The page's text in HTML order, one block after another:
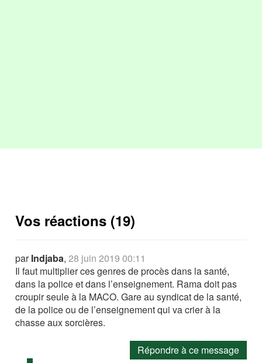
Vos réactions (19)
parIndjaba,28 juin 2019 00:11
Il faut multiplier ces genres de procès dans la santé,
dans la police et dans l’enseignement. Rama doit pas
croupir seule à la MACO. Gare au syndicat de la santé,
de la police ou de l’enseignement qui va crier à la
chasse aux sorcières.
Répondre à ce message